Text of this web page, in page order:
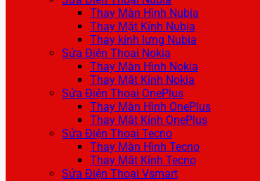
Thay Màn Hình Nubia
Thay Mặt Kính Nubia
Thay kính lưng Nubia
Sửa Điện Thoại Nokia
Thay Màn Hình Nokia
Thay Mặt Kính Nokia
Sửa Điện Thoại OnePlus
Thay Màn Hình OnePlus
Thay Mặt Kính OnePlus
Sửa Điện Thoại Tecno
Thay Màn Hình Tecno
Thay Mặt Kính Tecno
Sửa Điện Thoại Vsmart